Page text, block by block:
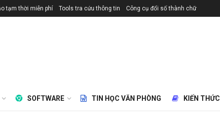
tạm thời miễn phí Tools tra cứu thông tin Công cụ đổi số thành chữ
SOFTWARE TIN HỌC VĂN PHÒNG KIẾN THỨC